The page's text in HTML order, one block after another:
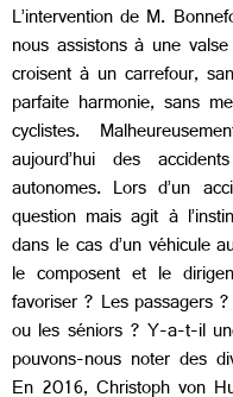
L’intervention de M.
nous assistons à une
croisent à un carrefour,
parfaite harmonie, sans
cyclistes.
aujourd’hui des
autonomes. Lors d’un
question mais agit à
dans le cas d’un véhicule
le composent et le
favoriser ? Les passagers
ou les séniors ? Y-a-t-il
pouvons-nous noter des